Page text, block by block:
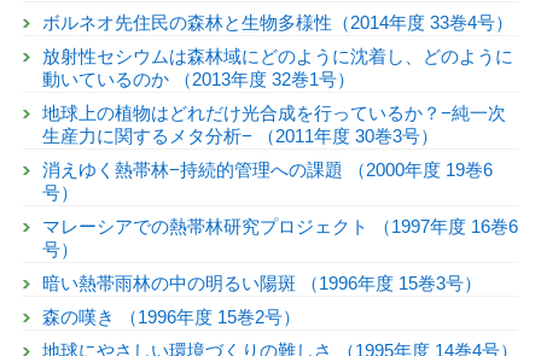
ボルネオ先住民の森林と生物多様性（2014年度 33巻4号）
放射性セシウムは森林域にどのように沈着し、どのように
動いているのか （2013年度 32巻1号）
地球上の植物はどれだけ光合成を行っているか？−純一次
生産力に関するメタ分析− （2011年度 30巻3号）
消えゆく熱帯林−持続的管理への課題 （2000年度 19巻6
号）
マレーシアでの熱帯林研究プロジェクト （1997年度 16巻6
号）
暗い熱帯雨林の中の明るい陽斑 （1996年度 15巻3号）
森の嘆き （1996年度 15巻2号）
地球にやさしい環境づくりの難しさ （1995年度 14巻4号）